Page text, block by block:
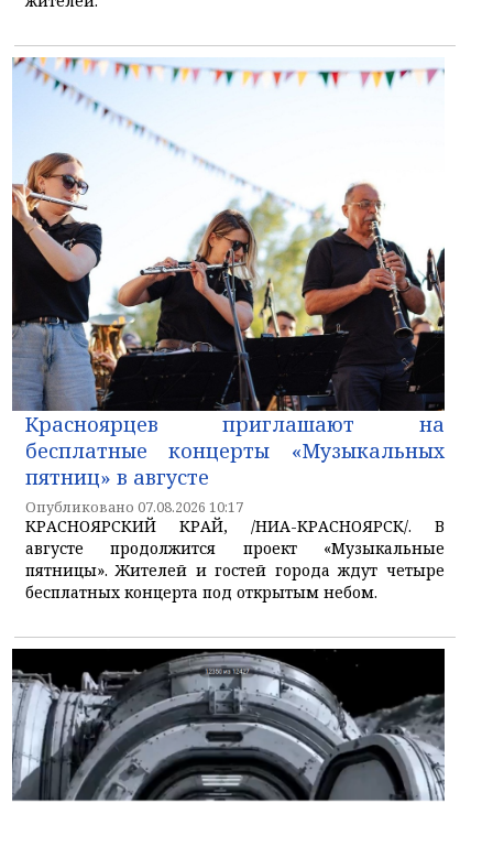
Красноярцев приглашают на
бесплатные концерты «Музыкальных
пятниц» в августе
Опубликовано 07.08.2026 10:17
КРАСНОЯРСКИЙ КРАЙ, /НИА-КРАСНОЯРСК/. В
августе продолжится проект «Музыкальные
пятницы». Жителей и гостей города ждут четыре
бесплатных концерта под открытым небом.